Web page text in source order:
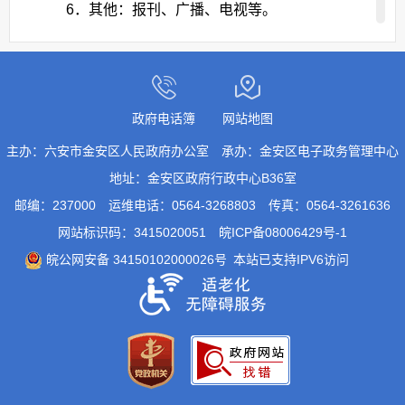
6．其他：报刊、广播、电视等。
（三）公开时限。
属于主动公开范围的政府信息，自该政府信息
形成或者变更之日起20个工作日内及时公开。法
律、法规对政府信息公开的期限另有规定的，从其
二、依申请公开
公民、法人或者其他组织（以下简称申请人）
可申请六安市金安区人民政府或六安市金安区人民
政府办公室主动公开以外的政府信息。本机关在公
开政府信息前，将依照《中华人民共和国保守国家
秘密法》以及其他法律、法规和国家有关规定对拟
公开的政府信息进行审查。
政府电话簿 网站地图
主办：六安市金安区人民政府办公室
承办：金安区电子政务管理中心
地址：金安区政府行政中心B36室
邮编：237000
运维电话：0564-3268803
传真：0564-3261636
网站标识码：3415020051
皖ICP备08006429号-1
皖公网安备 34150102000026号 本站已支持IPV6访问